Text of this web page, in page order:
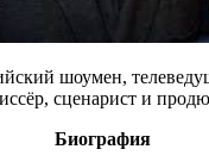
шоумен,
сценарист и
Биография